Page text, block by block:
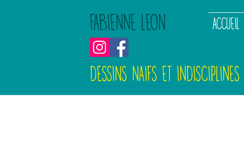
FABIENNE LEON ACCUEIL
DESSINS NAIFS ET INDISCIPLINES